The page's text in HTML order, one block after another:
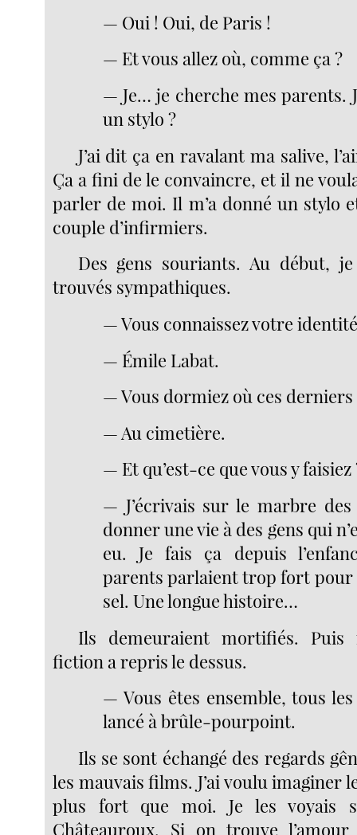
— Oui ! Oui, de Paris !
— Et vous allez où, comme ça ?
— Je… je cherche mes parents.
un stylo ?
J’ai dit ça en ravalant ma salive,
Ça a fini de le convaincre, et il ne
parler de moi. Il m’a donné un stylo
couple d’infirmiers.
Des gens souriants. Au début,
trouvés sympathiques.
— Vous connaissez votre
— Émile Labat.
— Vous dormiez où ces derniers
— Au cimetière.
— Et qu’est-ce que vous y faisiez
— J’écrivais sur le marbre
donner une vie à des gens qui
eu. Je fais ça depuis
parents parlaient trop fort pour
sel. Une longue histoire…
Ils demeuraient mortifiés. Puis
fiction a repris le dessus.
— Vous êtes ensemble, tous
lancé à brûle-pourpoint.
Ils se sont échangé des regards
les mauvais films. J’ai voulu imaginer
plus fort que moi. Je les voyais
Châteauroux. Si on trouve